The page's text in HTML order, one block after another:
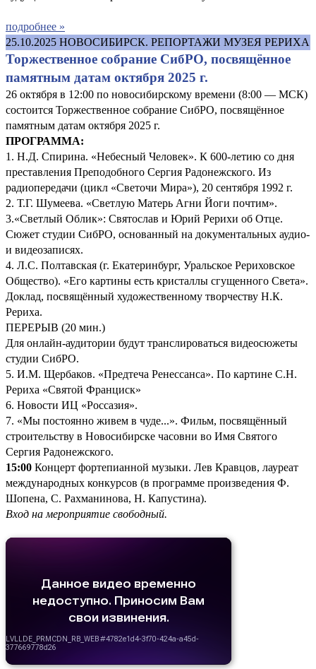
подробнее »
25.10.2025 НОВОСИБИРСК. РЕПОРТАЖИ МУЗЕЯ РЕРИХА
Торжественное собрание СибРО, посвящённое
памятным датам октября 2025 г.
26 октября в 12:00 по новосибирскому времени (8:00 — МСК)
состоится Торжественное собрание СибРО, посвящённое
памятным датам октября 2025 г.
ПРОГРАММА:
1. Н.Д. Спирина. «Небесный Человек». К 600-летию со дня
преставления Преподобного Сергия Радонежского. Из
радиопередачи (цикл «Светочи Мира»), 20 сентября 1992 г.
2. Т.Г. Шумеева. «Светлую Матерь Агни Йоги почтим».
3.«Светлый Облик»: Святослав и Юрий Рерихи об Отце.
Сюжет студии СибРО, основанный на документальных аудио-
и видеозаписях.
4. Л.С. Полтавская (г. Екатеринбург, Уральское Рериховское
Общество). «Его картины есть кристаллы сгущенного Света».
Доклад, посвящённый художественному творчеству Н.К.
Рериха.
ПЕРЕРЫВ (20 мин.)
Для онлайн-аудитории будут транслироваться видеосюжеты
студии СибРО.
5. И.М. Щербаков. «Предтеча Ренессанса». По картине С.Н.
Рериха «Святой Франциск»
6. Новости ИЦ «Россазия».
7. «Мы постоянно живем в чуде...». Фильм, посвящённый
строительству в Новосибирске часовни во Имя Святого
Сергия Радонежского.
15:00 Концерт фортепианной музыки. Лев Кравцов, лауреат
международных конкурсов (в программе произведения Ф.
Шопена, С. Рахманинова, Н. Капустина).
Вход на мероприятие свободный.